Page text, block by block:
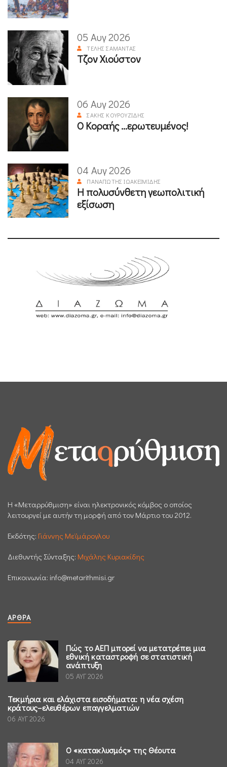
05 Αυγ 2026
ΤΈΛΗΣ ΣΑΜΑΝΤΆΣ
Τζον Χιούστον
06 Αυγ 2026
ΣΆΚΗΣ ΚΟΥΡΟΥΖΊΔΗΣ
Ο Κοραής ...ερωτευμένος!
04 Αυγ 2026
ΠΑΝΑΓΙΏΤΗΣ ΙΩΑΚΕΙΜΊΔΗΣ
Η πολυσύνθετη γεωπολιτική
εξίσωση
H «Μεταρρύθμιση» είναι ηλεκτρονικός κόμβος ο οποίος
λειτουργεί με αυτήν τη μορφή από τον Μάρτιο του 2012.
Εκδότης: Γιάννης Μεϊμάρογλου
Διεθυντής Σύνταξης: Μιχάλης Κυριακίδης
Επικοινωνία: info@metarithmisi.gr
ΆΡΘΡΑ
Πώς το ΑΕΠ μπορεί να μετατρέπει μια
εθνική καταστροφή σε στατιστική
ανάπτυξη
05 ΑΥΓ 2026
Τεκμήρια και ελάχιστα εισοδήματα: η νέα σχέση
κράτους–ελευθέρων επαγγελματιών
06 ΑΥΓ 2026
Ο «κατακλυσμός» της Θέουτα
04 ΑΥΓ 2026